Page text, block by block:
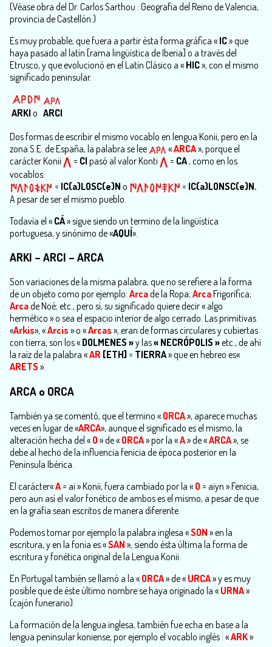
(Véase obra del Dr. Carlos Sarthou : Geografía del Reino de Valencia,
provincia de Castellón.)
Es muy probable, que fuera a partir ésta forma gráfica « IC» que
haya pasado al latín [rama lingüística de Iberia] o a través del
Etrusco, y que evolucionó en el Latín Clásico a « HIC», con el mismo
significado peninsular.
ARKI o ARCI
Dos formas de escribir el mismo vocablo en lengua Konii, pero en la
zona S.E. de España, la palabra se lee
«ARCA», porque el
carácter Konii
= CI pasó al valor Konti = CA, como en los
vocablos:
= IC(a)LOSC(e)N o = IC(a)LONSC(e)N.
A pesar de ser el mismo pueblo.
Todavía el « CÁ» sigue siendo un termino de la lingüística
portuguesa, y sinónimo de «AQUÍ».
ARKI – ARCI – ARCA
Son variaciones de la misma palabra, que no se refiere a la forma
de un objeto como por ejemplo: Arcade la Ropa; ArcaFrigorífica;
Arcade Noé; etc., pero sí, su significado quiere decir « algo
hermético » o sea el espacio interior de algo cerrado. Las primitivas
«Arkis», «Arcis » o «Arcas », eran de formas circulares y cubiertas
con tierra, son los « DOLMENES »y las« NECRÓPOLIS »etc., de ahí
la raíz de la palabra «AR [ETH] = TIERRA» que en hebreo es«
ARETS ».
ARCA o ORCA
También ya se comentó, que el termino « ORCA», aparece muchas
veces en lugar de «ARCA», aunque el significado es el mismo, la
alteración hecha del « O » de « ORCA» por la «A» de «ARCA», se
debe al hecho de la influencia fenicia de época posterior en la
Península Ibérica.
El carácter«A = ai » Konii, fuera cambiado por la « O = aiyn » Fenicia,
pero aun así el valor fonético de ambos es el mismo, a pesar de que
en la grafía sean escritos de manera diferente.
Podemos tomar por ejemplo la palabra inglesa «SON » en la
escritura, y en la fonía es «SAN », siendo ésta última la forma de
escritura y fonética original de la Lengua Konii.
En Portugal también se llamó a la « ORCA» de « URCA» y es muy
posible que de éste último nombre se haya originado la « URNA»
(cajón funerario).
La formación de la lengua inglesa, también fue echa en base a la
lengua peninsular koniense, por ejemplo el vocablo inglés : «ARK»